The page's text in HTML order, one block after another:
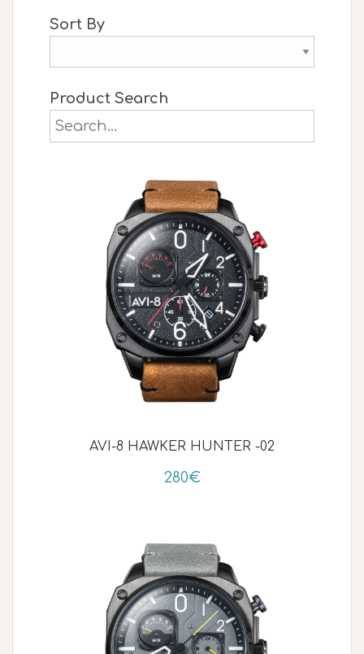
Sort By
Product Search
AVI-8 HAWKER HUNTER -02
280€